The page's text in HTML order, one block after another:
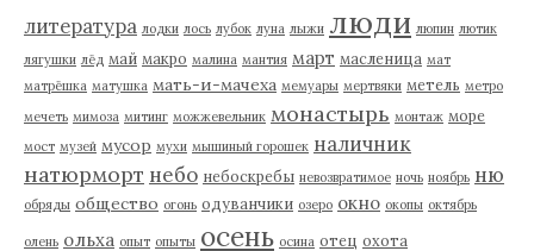
литература лодки лось лубок луна лыжи люди люпин лютик
лягушки лёд май макро малина мантия март масленица мат
матрёшка матушка мать-и-мачеха мемуары мертвяки метель метро
мечеть мимоза митинг можжевельник монастырь монтаж море
мост музей мусор мухи мышиный горошек наличник
натюрморт небо небоскребы невозвратимое ночь ноябрь ню
обряды общество огонь одуванчики озеро окно окопы октябрь
олень ольха опыт опыты осень осина отец охота